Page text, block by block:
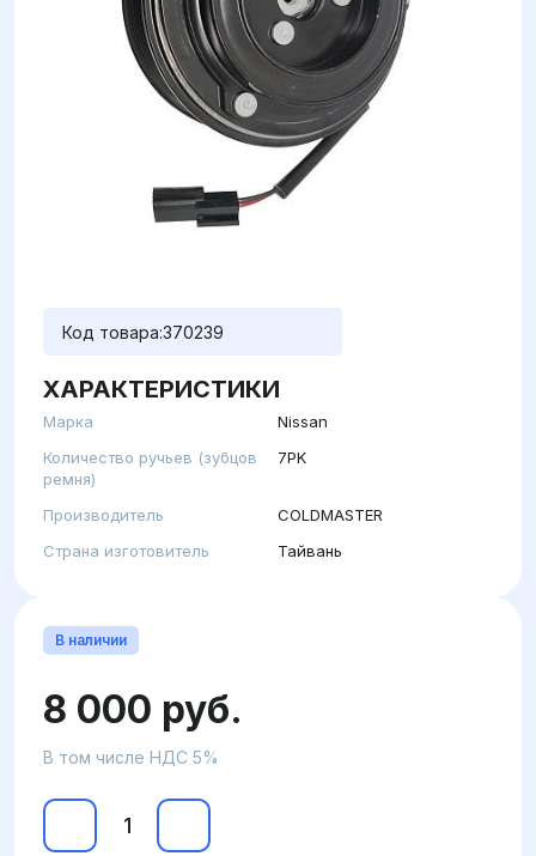
Код товара:370239
ХАРАКТЕРИСТИКИ
Марка
Nissan
Количество ручьев (зубцов
ремня)
7PK
Производитель
COLDMASTER
Страна изготовитель
Тайвань
В наличии
8 000 руб.
В том числе НДС 5%